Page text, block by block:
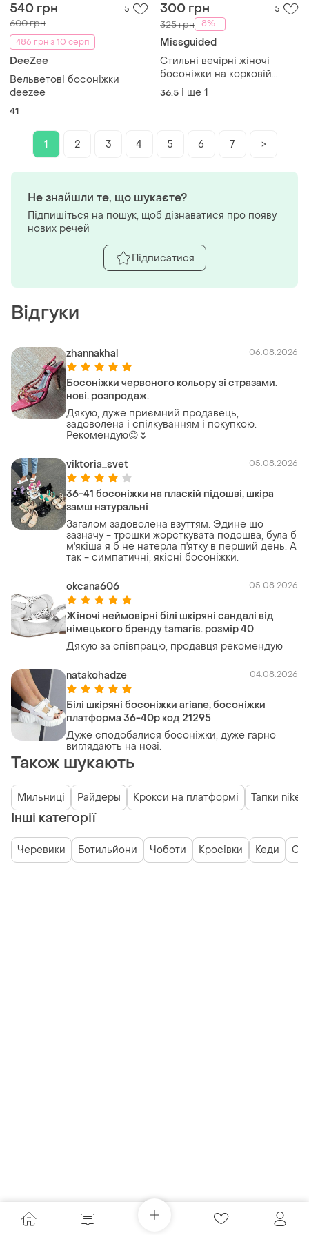
540 грн 5
600 грн
486 грн з 10 серп
DeeZee
Вельветові босоніжки
deezee
41
300 грн 5
325 грн -8%
Missguided
Стильні вечірні жіночі
босоніжки на корковій
підошві, широких підборах,
з зав'язками
36.5 і ще 1
1 2 3 4 5 6 7 >
Відгуки
zhannakhal 06.08.2026
Босоніжки червоного кольору зі стразами.
нові. розпродаж.
Дякую, дуже приємний продавець,
задоволена і спілкуванням і покупкою.
Рекомендую😊🌷
viktoria_svet 05.08.2026
36-41 босоніжки на пласкій підошві, шкіра
замш натуральні
Загалом задоволена взуттям. Эдине що
зазначу - трошки жорсткувата подошва, була б
м'якіша я б не натерла п'ятку в перший день. А
так - симпатичні, якісні босоніжки.
okcana606 05.08.2026
Жіночі неймовірні білі шкіряні сандалі від
німецького бренду tamaris. розмір 40
Дякую за співпрацю, продавця рекомендую
natakohadze 04.08.2026
Білі шкіряні босоніжки ariane, босоніжки
платформа 36-40р код 21295
Дуже сподобалися босоніжки, дуже гарно
виглядають на нозі.
Також шукають
Мильниці Райдеры Крокси на платформі Тапки nike
Інші категорії
Черевики Ботильйони Чоботи Кросівки Кеди
Не знайшли те, що шукаєте?
Підпишіться на пошук, щоб дізнаватися про появу
нових речей
Підписатися